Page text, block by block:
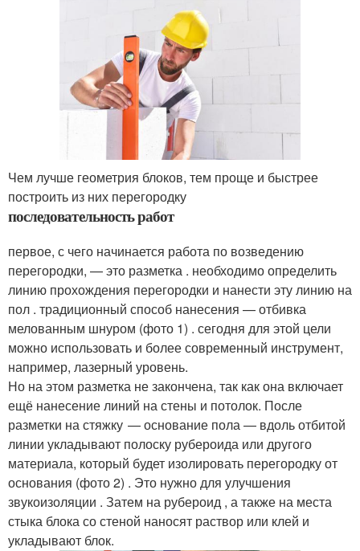
Чем лучше геометрия блоков, тем проще и быстрее
построить из них перегородку
последовательность работ
первое, с чего начинается работа по возведению
перегородки, — это разметка . необходимо определить
линию прохождения перегородки и нанести эту линию на
пол . традиционный способ нанесения — отбивка
мелованным шнуром (фото 1) . сегодня для этой цели
можно использовать и более современный инструмент,
например, лазерный уровень.
Но на этом разметка не закончена, так как она включает
ещё нанесение линий на стены и потолок. После
разметки на стяжку — основание пола — вдоль отбитой
линии укладывают полоску рубероида или другого
материала, который будет изолировать перегородку от
основания (фото 2) . Это нужно для улучшения
звукоизоляции . Затем на рубероид , а также на места
стыка блока со стеной наносят раствор или клей и
укладывают блок.